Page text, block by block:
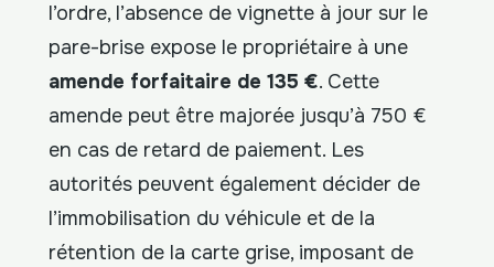
l’ordre, l’absence de vignette à jour sur le
pare-brise expose le propriétaire à une
amende forfaitaire de 135 €. Cette
amende peut être majorée jusqu’à 750 €
en cas de retard de paiement. Les
autorités peuvent également décider de
l’immobilisation du véhicule et de la
rétention de la carte grise, imposant de